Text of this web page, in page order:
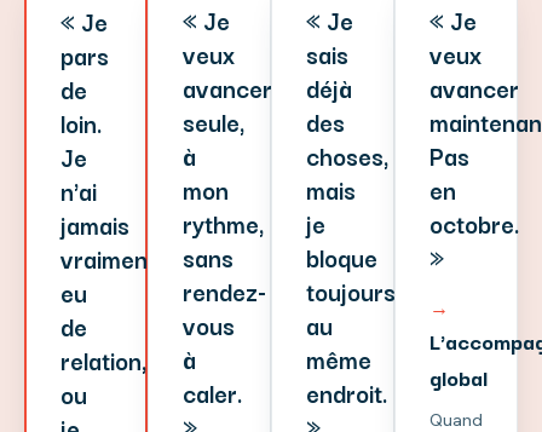
« Je
pars
de
loin.
Je
n'ai
jamais
vraiment
eu
de
relation,
ou
« Je
veux
avancer
seule,
à
mon
rythme,
sans
rendez-
vous
à
caler.
« Je
sais
déjà
des
choses,
mais
je
bloque
toujours
au
même
endroit.
« Je
veux
avancer
Pas
en
octobre.
»
→
global
Quand